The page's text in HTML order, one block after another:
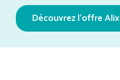
Découvrez l’offre Alix